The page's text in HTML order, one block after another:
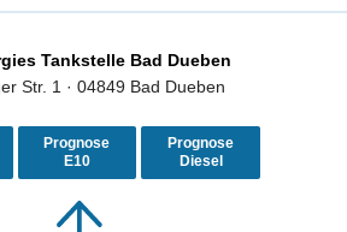
Tankstelle Bad Dueben
Str. 1 · 04849 Bad Dueben
Prognose
E10
Prognose
Diesel